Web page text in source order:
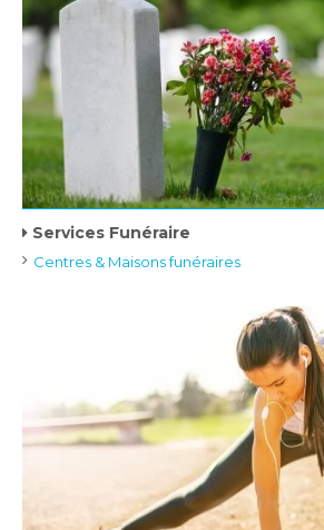
Services Funéraire
Centres & Maisons funéraires